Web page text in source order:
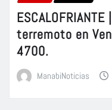
terremoto en
4700.
ManabiNoticias